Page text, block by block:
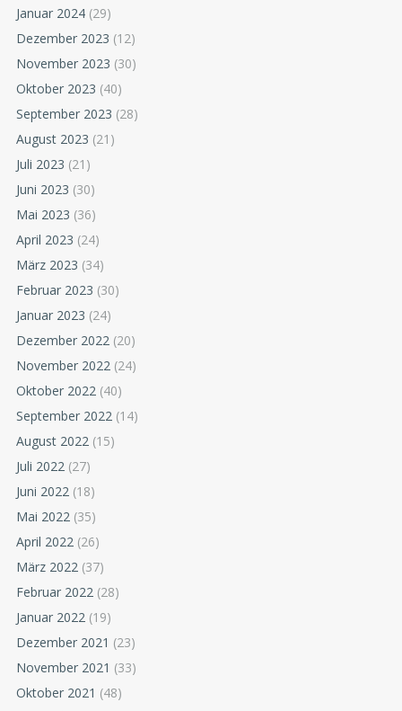
Januar 2024 (29)
Dezember 2023 (12)
November 2023 (30)
Oktober 2023 (40)
September 2023 (28)
August 2023 (21)
Juli 2023 (21)
Juni 2023 (30)
Mai 2023 (36)
April 2023 (24)
März 2023 (34)
Februar 2023 (30)
Januar 2023 (24)
Dezember 2022 (20)
November 2022 (24)
Oktober 2022 (40)
September 2022 (14)
August 2022 (15)
Juli 2022 (27)
Juni 2022 (18)
Mai 2022 (35)
April 2022 (26)
März 2022 (37)
Februar 2022 (28)
Januar 2022 (19)
Dezember 2021 (23)
November 2021 (33)
Oktober 2021 (48)